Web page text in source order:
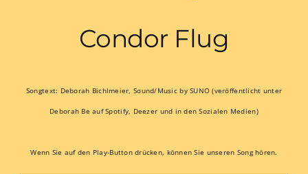
Condor Flug
Songtext: Deborah Bichlmeier, Sound/Music by SUNO (veröffentlicht unter
Deborah Be auf Spotify, Deezer und in den Sozialen Medien)
Wenn Sie auf den Play-Button drücken, können Sie unseren Song hören.